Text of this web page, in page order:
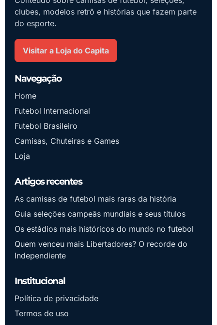
clubes, modelos retrô e histórias que fazem parte
do esporte.
Visitar a Loja do Capita
Navegação
Home
Futebol Internacional
Futebol Brasileiro
Camisas, Chuteiras e Games
Loja
Artigos recentes
As camisas de futebol mais raras da história
Guia seleções campeãs mundiais e seus títulos
Os estádios mais históricos do mundo no futebol
Quem venceu mais Libertadores? O recorde do
Independiente
Institucional
Política de privacidade
Termos de uso